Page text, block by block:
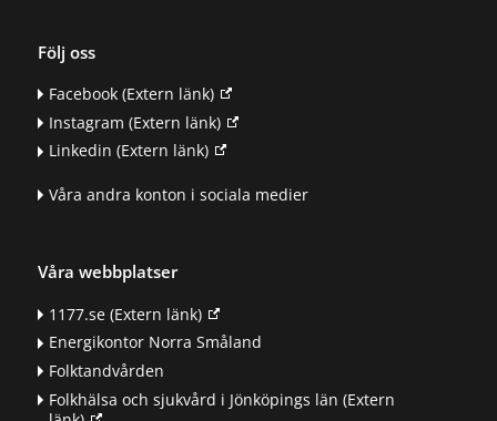
Följ oss
Facebook(Extern länk)
Instagram (Extern länk)
Linkedin (Extern länk)
Våra andra konton i sociala medier
Våra webbplatser
1177.se(Extern länk)
Energikontor Norra Småland
Folktandvården
Folkhälsa och sjukvård i Jönköpings län (Extern